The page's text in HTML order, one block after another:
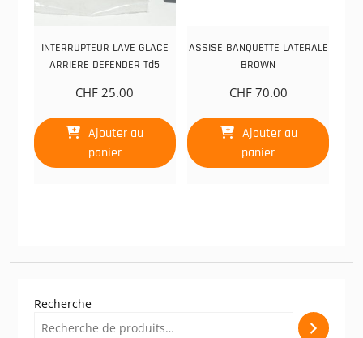
INTERRUPTEUR LAVE GLACE
ARRIERE DEFENDER Td5
CHF 25.00
Ajouter au
panier
ASSISE BANQUETTE LATERALE
BROWN
CHF70.00
Ajouter au
panier
Recherche